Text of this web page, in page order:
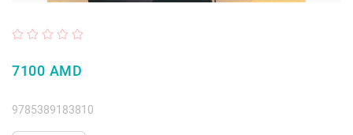
7100 AMD
9785389183810